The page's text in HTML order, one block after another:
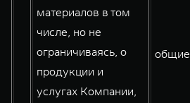
материалов в том
числе, но не
ограничиваясь, о
продукции и
услугах Компании,
общие